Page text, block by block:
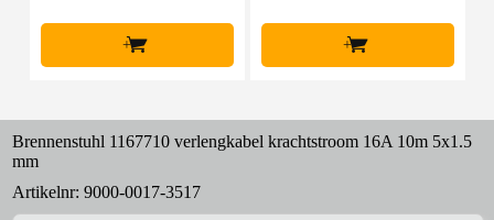
+ +
Brennenstuhl 1167710 verlengkabel krachtstroom 16A 10m 5x1.5
mm
Artikelnr: 9000-0017-3517